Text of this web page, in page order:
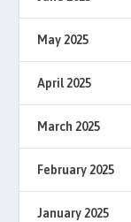
May 2025
April 2025
March 2025
February 2025
January 2025